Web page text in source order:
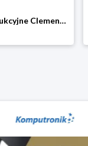
Klocki konstrukcyjne Clementoni Laboratorium Mechaniki Samochód Wyścigowy Hipersamochód 50683